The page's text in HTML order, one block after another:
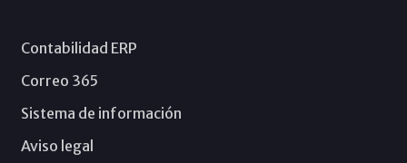
Contabilidad ERP
Correo 365
Sistema de información
Aviso legal